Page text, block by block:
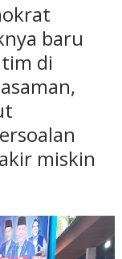
baru
di
miskin